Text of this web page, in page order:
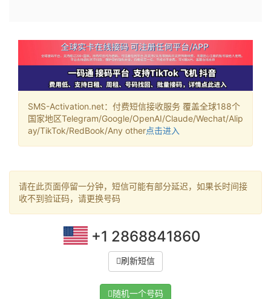
SMS-Activation.net：付费短信接收服务 覆盖全球188个
国家地区Telegram/Google/OpenAI/Claude/Wechat/Alip
ay/TikTok/RedBook/Any other点击进入
请在此页面停留一分钟，短信可能有部分延迟，如果长时间接
收不到验证码，请更换号码
+1 2868841860
刷新短信
随机一个号码